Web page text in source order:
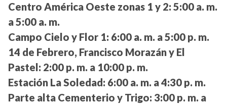
Centro América Oeste zonas 1 y 2: 5:00 a. m.
a 5:00 a. m.
Campo Cielo y Flor 1: 6:00 a. m. a 5:00 p. m.
14 de Febrero, Francisco Morazán y El
Pastel: 2:00 p. m. a 10:00 p. m.
Estación La Soledad: 6:00 a. m. a 4:30 p. m.
Parte alta Cementerio y Trigo: 3:00 p. m. a